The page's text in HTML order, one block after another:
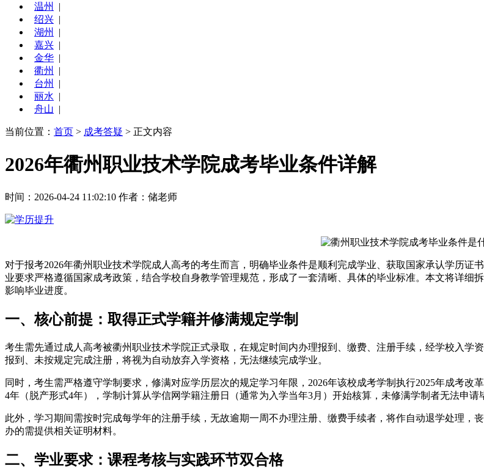
温州
|
绍兴 |
湖州
|
嘉兴 |
金华 |
衢州
|
台州
|
丽水 |
舟山 |
当前位置： 首页 > 成考答疑 > 正文内容
2026年衢州职业技术学院成考毕业条件详解
时间：2026-04-24 11:02:10 作者：储老师
对于报考2026年衢州职业技术学院成人高考的考生而言，明确毕业条件是顺利完成学业、获取国家承认学历
业要求严格遵循国家成考政策，结合学校自身教学管理规范，形成了一套清晰、具体的毕业标准。本文将详细
影响毕业进度。
一、核心前提：取得正式学籍并修满规定学制
考生需先通过成人高考被衢州职业技术学院正式录取，在规定时间内办理报到、缴费、注册手续，经学校入学
报到、未按规定完成注册，将视为自动放弃入学资格，无法继续完成学业。
同时，考生需严格遵守学制要求，修满对应学历层次的规定学习年限，2026年该校成考学制执行2025年成考
4年（脱产形式4年），学制计算从学信网学籍注册日（通常为入学当年3月）开始核算，未修满学制者无法申请
此外，学习期间需按时完成每学年的注册手续，无故逾期一周不办理注册、缴费手续者，将作自动退学处理
办的需提供相关证明材料。
二、学业要求：课程考核与实践环节双合格